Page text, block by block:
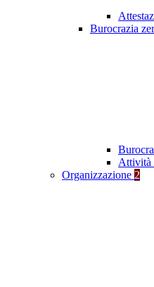
Burocrazia
Attività
Organizzazione 2